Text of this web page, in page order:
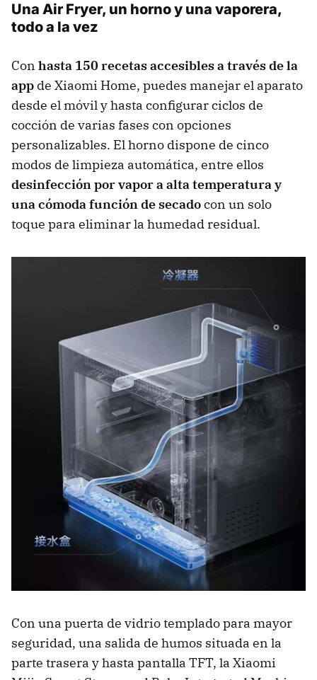
Una Air Fryer, un horno y una vaporera,
todo a la vez
Con hasta 150 recetas accesibles a través de la
app de Xiaomi Home, puedes manejar el aparato
desde el móvil y hasta configurar ciclos de
cocción de varias fases con opciones
personalizables. El horno dispone de cinco
modos de limpieza automática, entre ellos
desinfección por vapor a alta temperaturay
una cómoda función de secadocon un solo
toque para eliminar la humedad residual.
Con una puerta de vidrio templado para mayor
seguridad, una salida de humos situada en la
parte trasera y hasta pantalla TFT, la Xiaomi